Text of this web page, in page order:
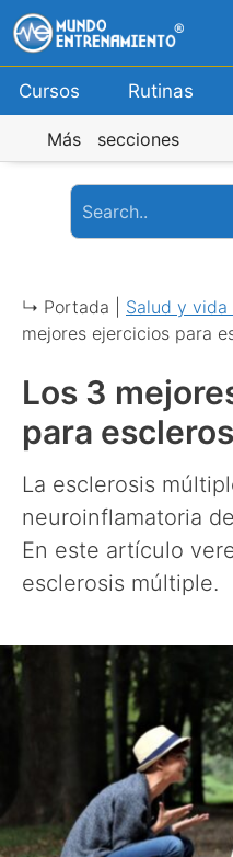
Saltar
al
contenido
Cursos Rutinas
Más secciones
↳ Portada | Salud y vida
mejores ejercicios para
Los 3
para
La esclerosis
neuroinflamatoria
En este artículo
esclerosis múltiple.